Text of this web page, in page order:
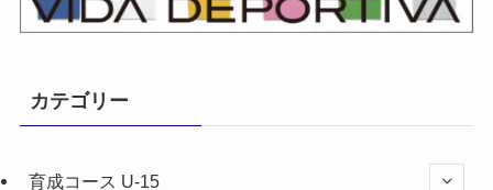
カテゴリー
育成コース U-15